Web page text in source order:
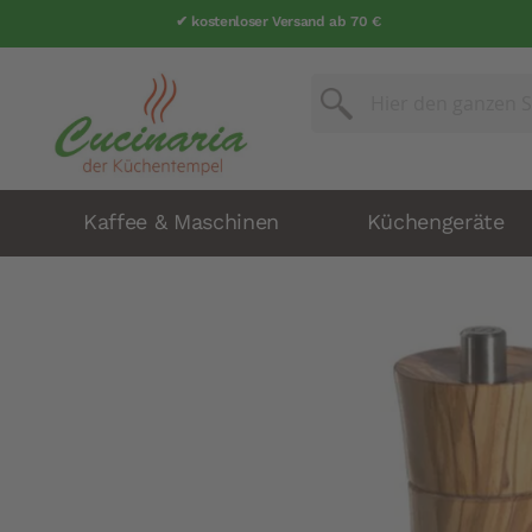
✔ kostenloser Versand ab 70 €
Suche
Kaffee & Maschinen Küchengeräte